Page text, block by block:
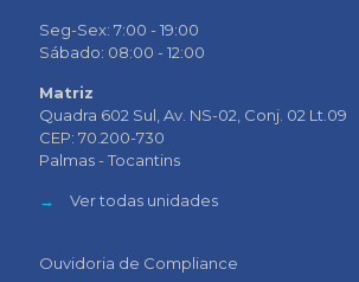
Seg-Sex: 7:00 - 19:00
Sábado: 08:00 - 12:00
Matriz
Quadra 602 Sul, Av. NS-02, Conj. 02 Lt.09
CEP: 70.200-730
Palmas - Tocantins
→ Ver todas unidades
Ouvidoria de Compliance